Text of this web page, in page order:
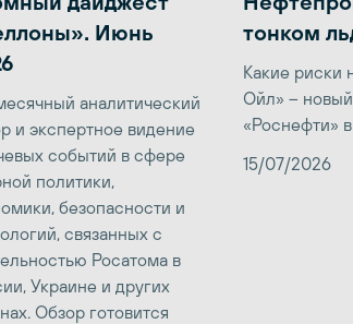
Июнь
аналитический
и экспертное видение
событий в сфере
политики,
безопасности и
связанных с
Росатома в
Украине и других
Обзор готовится
тонком
Какие риски
Ойл» –
«Роснефти»
15/07/2026